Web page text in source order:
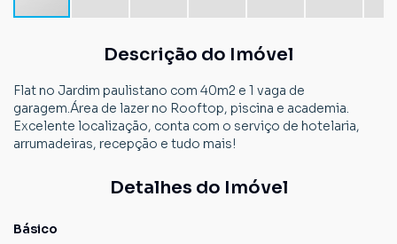
Descrição do Imóvel
Flat no Jardim paulistano com 40m2 e 1 vaga de
garagem.Área de lazer no Rooftop, piscina e academia.
Excelente localização, conta com o serviço de hotelaria,
arrumadeiras, recepção e tudo mais!
Detalhes do Imóvel
Básico